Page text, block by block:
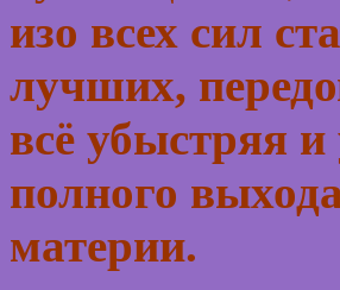
изо всех сил
лучших,
всё убыстряя
полного
материи.